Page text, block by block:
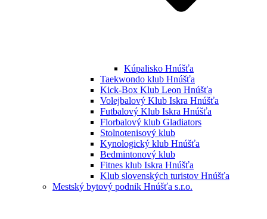
Kúpalisko Hnúšťa
Taekwondo klub Hnúšťa
Kick-Box Klub Leon Hnúšťa
Volejbalový Klub Iskra Hnúšťa
Futbalový Klub Iskra Hnúšťa
Florbalový klub Gladiators
Stolnotenisový klub
Kynologický klub Hnúšťa
Bedmintonový klub
Fitnes klub Iskra Hnúšťa
Klub slovenských turistov Hnúšťa
Mestský bytový podnik Hnúšťa s.r.o.